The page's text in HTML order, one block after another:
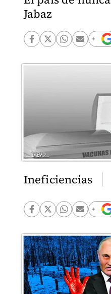
Jabaz
Ineficiencias